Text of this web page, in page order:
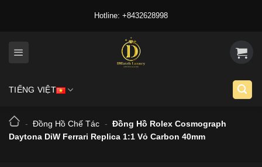
Hotline: +8432628998
TIẾNG VIỆT
- Đồng Hồ Chế Tác - Đồng Hồ Rolex Cosmograph
Daytona DiW Ferrari Replica 1:1 Vỏ Carbon 40mm